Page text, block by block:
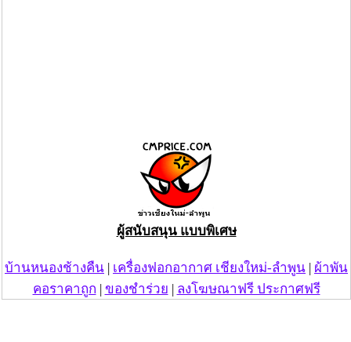
ผู้สนับสนุน แบบพิเศษ
บ้านหนองช้างคืน | เครื่องฟอกอากาศ เชียงใหม่-ลำพูน | ผ้าพัน
คอราคาถูก | ของชำร่วย | ลงโฆษณาฟรี ประกาศฟรี